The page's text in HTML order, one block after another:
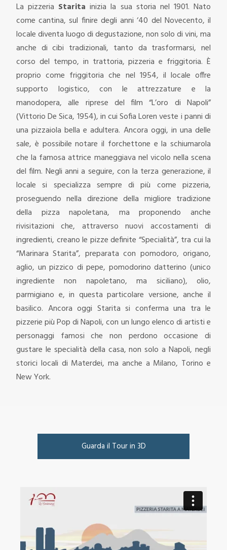
La pizzeria Starita inizia la sua storia nel 1901. Nato
come cantina, sul finire degli anni ‘40 del Novecento, il
locale diventa luogo di degustazione, non solo di vini, ma
anche di cibi tradizionali, tanto da trasformarsi, nel
corso del tempo, in trattoria, pizzeria e friggitoria. È
proprio come friggitoria che nel 1954, il locale offre
supporto logistico, con le attrezzature e la
manodopera, alle riprese del film “L’oro di Napoli”
(Vittorio De Sica, 1954), in cui Sofia Loren veste i panni di
una pizzaiola bella e adultera. Ancora oggi, in una delle
sale, è possibile notare il forchettone e la schiumarola
che la famosa attrice maneggiava nel vicolo nella scena
del film. Negli anni a seguire, con la terza generazione, il
locale si specializza sempre di più come pizzeria,
proseguendo nella direzione della migliore tradizione
della pizza napoletana, ma proponendo anche
rivisitazioni che, attraverso nuovi accostamenti di
ingredienti, creano le pizze definite “Specialità”, tra cui la
“Marinara Starita”, preparata con pomodoro, origano,
aglio, un pizzico di pepe, pomodorino datterino (unico
ingrediente non napoletano, ma siciliano), olio,
parmigiano e, in questa particolare versione, anche il
basilico. Ancora oggi Starita si conferma una tra le
pizzerie più Pop di Napoli, con un lungo elenco di artisti e
personaggi famosi che non perdono occasione di
gustare le specialità della casa, non solo a Napoli, negli
storici locali di Materdei, ma anche a Milano, Torino e
New York.
Guarda il Tour in 3D